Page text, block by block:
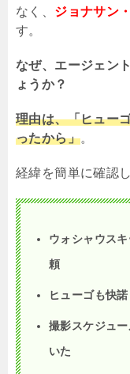
なく、 ジョナサン
す。
なぜ、エージェン
ょうか？
理由は、「ヒュー
ったから」。
経緯を簡単に確認
ウォシャウス
頼
ヒューゴも快諾
撮影スケジュ
いた